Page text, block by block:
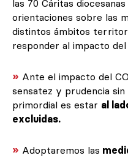
las 70 Cáritas
orientaciones sobre las
distintos ámbitos
responder al impacto
» Ante el impacto del
sensatez y prudencia
primordial es estar al
excluidas.
» Adoptaremos las